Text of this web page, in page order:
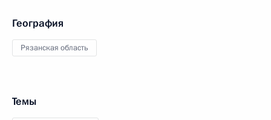
География
Рязанская область
Темы